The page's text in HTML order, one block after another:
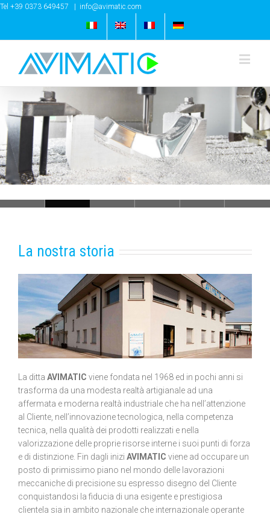
Tel +39 0373 649457 info@avimatic.com
Loading...
La nostra storia
La ditta AVIMATIC viene fondata nel 1968 ed in pochi anni si
trasforma da una modesta realtà artigianale ad una
affermata e moderna realtà industriale che ha nell’attenzione
al Cliente, nell’innovazione tecnologica, nella competenza
tecnica, nella qualità dei prodotti realizzati e nella
valorizzazione delle proprie risorse interne i suoi punti di forza
e di distinzione. Fin dagli inizi AVIMATIC viene ad occupare un
posto di primissimo piano nel mondo delle lavorazioni
meccaniche di precisione su espresso disegno del Cliente
conquistandosi la fiducia di una esigente e prestigiosa
clientela sia in ambito nazionale che internazionale operante